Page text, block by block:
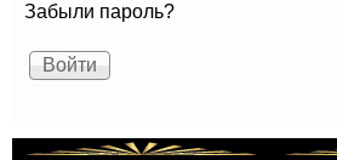
Забыли пароль?